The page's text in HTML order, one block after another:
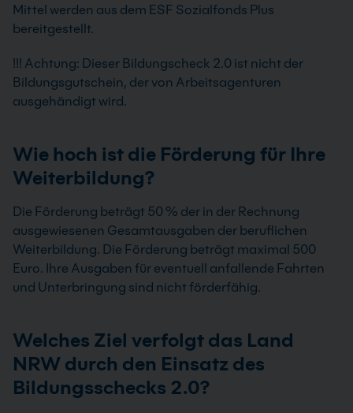
Mittel werden aus dem ESF Sozialfonds Plus
bereitgestellt.
!!! Achtung: Dieser Bildungscheck 2.0 ist nicht der
Bildungsgutschein, der von Arbeitsagenturen
ausgehändigt wird.
Wie hoch ist die Förderung für Ihre
Weiterbildung?
Die Förderung beträgt 50 % der in der Rechnung
ausgewiesenen Gesamtausgaben der beruflichen
Weiterbildung. Die Förderung beträgt maximal 500
Euro. Ihre Ausgaben für eventuell anfallende Fahrten
und Unterbringung sind nicht förderfähig.
Welches Ziel verfolgt das Land
NRW durch den Einsatz des
Bildungsschecks 2.0?